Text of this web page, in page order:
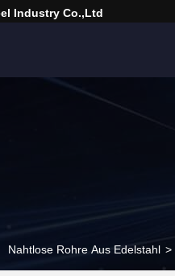
Industry Co.,Ltd
Nahtlose Rohre Aus Edelstahl >